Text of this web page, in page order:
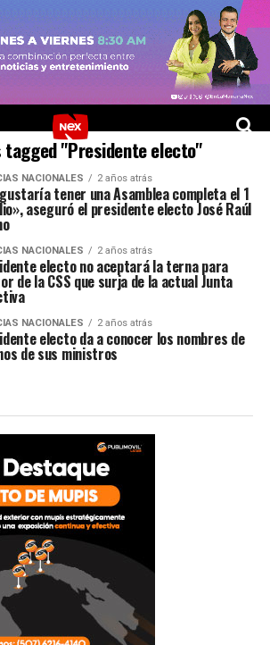
"Presidente electo"
NACIONALES 2 años atrás
tener una Asamblea completa el 1
aseguró el presidente electo José Raúl
NACIONALES 2 años atrás
electo no aceptará la terna para
de la CSS que surja de la actual Junta
NACIONALES 2 años atrás
electo da a conocer los nombres de
de sus ministros